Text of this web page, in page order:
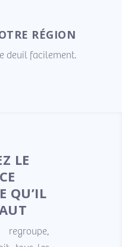
RÉGION
deuil facilement.
LE
QU’IL
regroupe,